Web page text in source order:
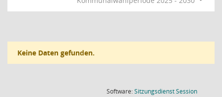
Keine Daten gefunden.
Software:SitzungsdienstSession(Wird in